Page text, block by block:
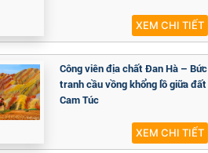
XEM CHI TIẾT
Công viên địa chất Đan Hà – Bức
tranh cầu vồng khổng lồ giữa đất
Cam Túc
XEM CHI TIẾT